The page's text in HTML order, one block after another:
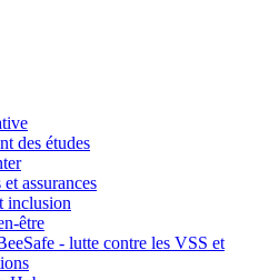
des études
assurances
inclusion
être
- lutte contre les VSS et